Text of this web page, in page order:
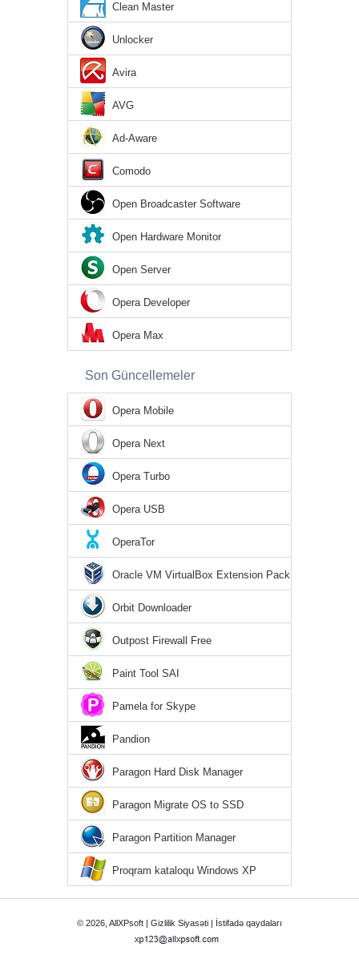
Clean Master
Unlocker
Avira
AVG
Ad-Aware
Comodo
Open Broadcaster Software
Open Hardware Monitor
Open Server
Opera Developer
Opera Max
Son Güncellemeler
Opera Mobile
Opera Next
Opera Turbo
Opera USB
OperaTor
Oracle VM VirtualBox Extension Pack
Orbit Downloader
Outpost Firewall Free
Paint Tool SAI
Pamela for Skype
Pandion
Paragon Hard Disk Manager
Paragon Migrate OS to SSD
Paragon Partition Manager
Proqram kataloqu Windows XP
© 2026, AllXPsoft | Gizlilik Siyasəti | İstifadə qaydaları